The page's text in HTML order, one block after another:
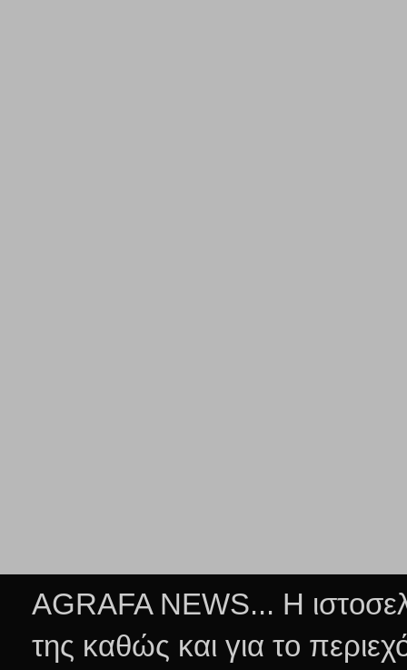
AGRAFA NEWS... Η
της καθώς και για το